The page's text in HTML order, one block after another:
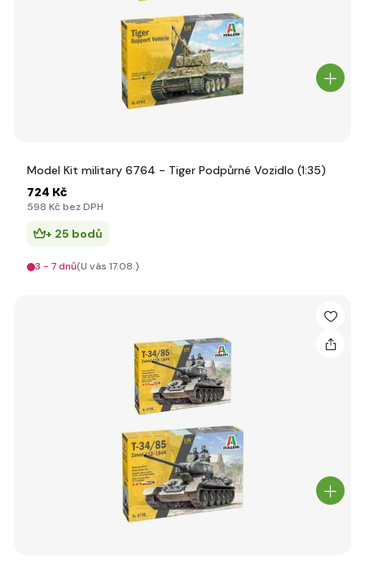
Model Kit military 6764 - Tiger Podpůrné Vozidlo (1:35)
724 Kč
598 Kč bez DPH
+ 25 bodů
3 - 7 dnů(U vás 17.08.)